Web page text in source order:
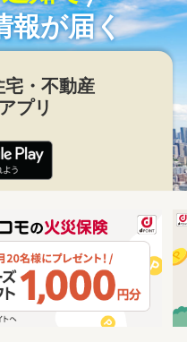
報が届く
・不動産
アプリ